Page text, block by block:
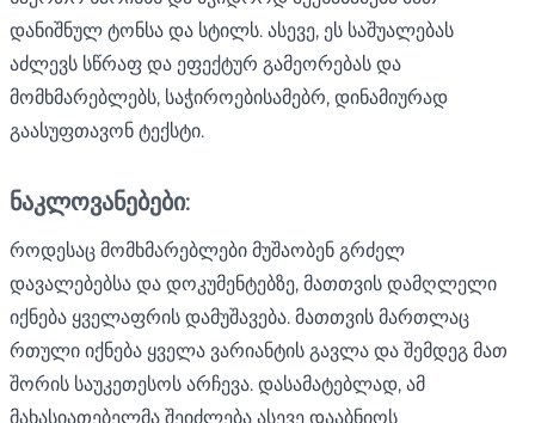
დანიშნულ ტონსა და სტილს. ასევე, ეს საშუალებას
აძლევს სწრაფ და ეფექტურ გამეორებას და
მომხმარებლებს, საჭიროებისამებრ, დინამიურად
გაასუფთავონ ტექსტი.
ნაკლოვანებები:
როდესაც მომხმარებლები მუშაობენ გრძელ
დავალებებსა და დოკუმენტებზე, მათთვის დამღლელი
იქნება ყველაფრის დამუშავება. მათთვის მართლაც
რთული იქნება ყველა ვარიანტის გავლა და შემდეგ მათ
შორის საუკეთესოს არჩევა. დასამატებლად, ამ
მახასიათებელმა შეიძლება ასევე დააბნიოს